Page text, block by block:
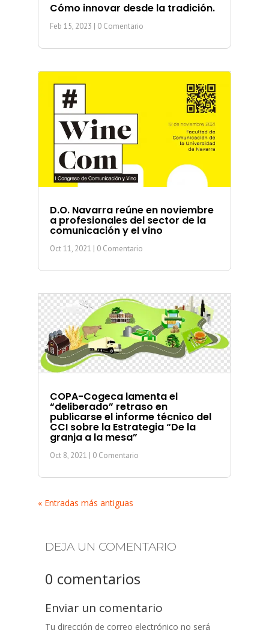
Cómo innovar desde la tradición.
Feb 15, 2023 | 0 Comentario
D.O. Navarra reúne en noviembre
a profesionales del sector de la
comunicación y el vino
Oct 11, 2021 | 0 Comentario
COPA-Cogeca lamenta el
“deliberado” retraso en
publicarse el informe técnico del
CCI sobre la Estrategia “De la
granja a la mesa”
Oct 8, 2021 | 0 Comentario
« Entradas más antiguas
DEJA UN COMENTARIO
0 comentarios
Enviar un comentario
Tu dirección de correo electrónico no será